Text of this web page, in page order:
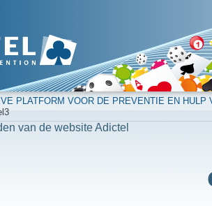
PLATFORM VOOR DE PREVENTIE EN HULP
van de website Adictel